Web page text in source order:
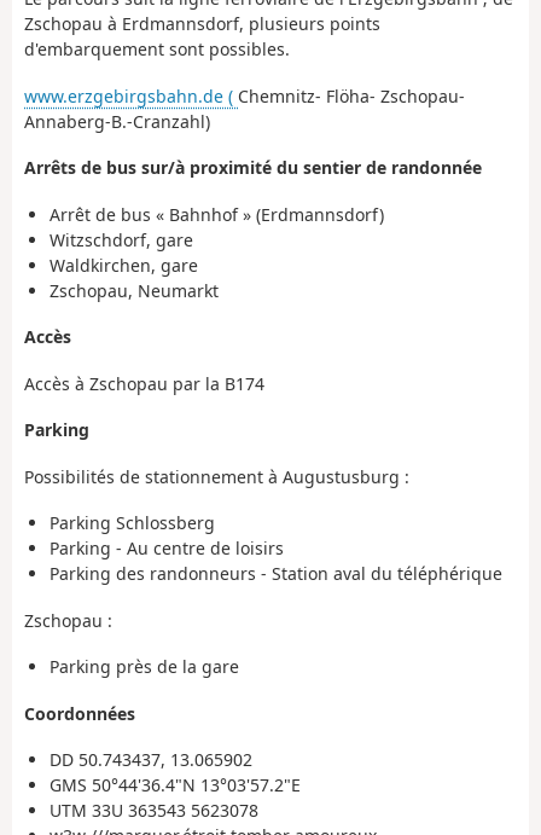
Zschopau à Erdmannsdorf, plusieurs points
d'embarquement sont possibles.
www.erzgebirgsbahn.de ( Chemnitz- Flöha- Zschopau-
Annaberg-B.-Cranzahl)
Arrêts de bus sur/à proximité du sentier de randonnée
Arrêt de bus « Bahnhof » (Erdmannsdorf)
Witzschdorf, gare
Waldkirchen, gare
Zschopau, Neumarkt
Accès
Accès à Zschopau par la B174
Parking
Possibilités de stationnement à Augustusburg :
Parking Schlossberg
Parking - Au centre de loisirs
Parking des randonneurs - Station aval du téléphérique
Zschopau :
Parking près de la gare
Coordonnées
DD 50.743437, 13.065902
GMS 50°44'36.4"N 13°03'57.2"E
UTM 33U 363543 5623078